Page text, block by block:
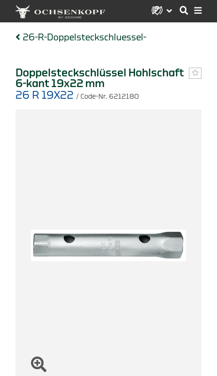
26-R-Doppelsteckschluessel-
Doppelsteckschlüssel Hohlschaft
6-kant 19x22 mm
26 R 19X22 / Code-Nr. 6212180